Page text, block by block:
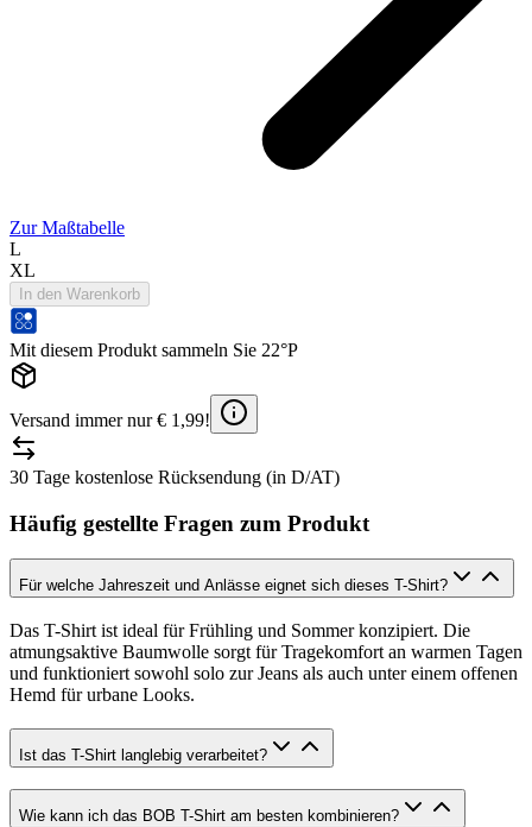
Zur Maßtabelle
L
XL
In den Warenkorb
Mit diesem Produkt sammeln Sie 22°P
Versand immer nur € 1,99!
30 Tage kostenlose Rücksendung (in D/AT)
Häufig gestellte Fragen zum Produkt
Für welche Jahreszeit und Anlässe eignet sich dieses T-Shirt?
Das T-Shirt ist ideal für Frühling und Sommer konzipiert. Die
atmungsaktive Baumwolle sorgt für Tragekomfort an warmen Tagen
und funktioniert sowohl solo zur Jeans als auch unter einem offenen
Hemd für urbane Looks.
Ist das T-Shirt langlebig verarbeitet?
Wie kann ich das BOB T-Shirt am besten kombinieren?